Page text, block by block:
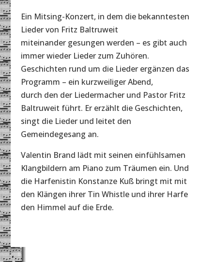
Ein Mitsing-Konzert, in dem die bekanntesten
Lieder von Fritz Baltruweit
miteinander gesungen werden – es gibt auch
immer wieder Lieder zum Zuhören.
Geschichten rund um die Lieder ergänzen das
Programm – ein kurzweiliger Abend,
durch den der Liedermacher und Pastor Fritz
Baltruweit führt. Er erzählt die Geschichten,
singt die Lieder und leitet den
Gemeindegesang an.
Valentin Brand lädt mit seinen einfühlsamen
Klangbildern am Piano zum Träumen ein. Und
die Harfenistin Konstanze Kuß bringt mit mit
den Klängen ihrer Tin Whistle und ihrer Harfe
den Himmel auf die Erde.